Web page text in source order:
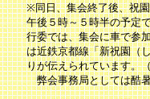
※同日、集会終了後、祝
午後５時～５時半の予定
行委では、集会に車で参
は近鉄京都線「新祝園（
りが伝えられています。
弊会事務局としては酷暑